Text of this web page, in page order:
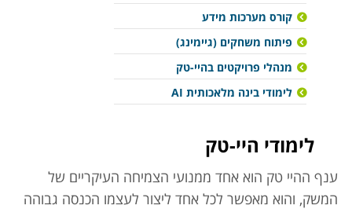
קורס מערכות מידע
פיתוח משחקים (גיימינג)
מנהלי פרויקטים בהיי-טק
לימודי בינה מלאכותית AI
לימודי היי-טק
ענף ההיי טק הוא אחד ממנועי הצמיחה העיקריים של
המשק, והוא מאפשר לכל אחד ליצור לעצמו הכנסה גבוהה